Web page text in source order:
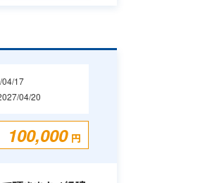
17
04/20
100,000 円